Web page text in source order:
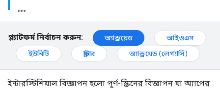
প্ল্যাটফর্ম নির্বাচন করুন: অ্যান্ড্রয়েড
আইওএস
ইউনিটি
ফ্লাটার অ্যান্ড্রয়েড (লেগ্যাসি)
ইন্টারস্টিশিয়াল বিজ্ঞাপন হলো পূর্ণ-স্ক্রিনের বিজ্ঞাপন যা অ্যাপের